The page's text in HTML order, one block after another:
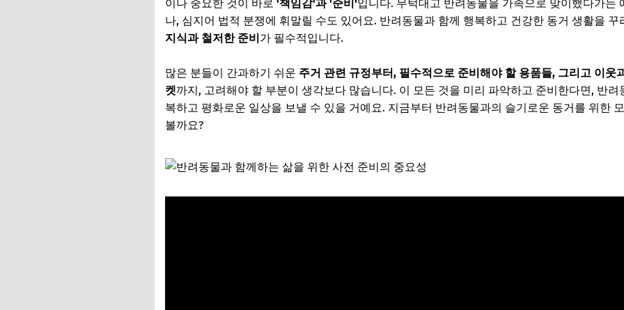
이나 중요한 것이 바로 '책임감'과 '준비'입니다. 무턱대고 반려동물을 가족으로 맞이했다가는
나, 심지어 법적 분쟁에 휘말릴 수도 있어요. 반려동물과 함께 행복하고 건강한 동거 생활을
지식과 철저한 준비가 필수적입니다.
많은 분들이 간과하기 쉬운 주거 관련 규정부터, 필수적으로 준비해야 할 용품들, 그리고 이웃
켓까지, 고려해야 할 부분이 생각보다 많습니다. 이 모든 것을 미리 파악하고 준비한다면, 반
복하고 평화로운 일상을 보낼 수 있을 거예요. 지금부터 반려동물과의 슬기로운 동거를 위한
볼까요?